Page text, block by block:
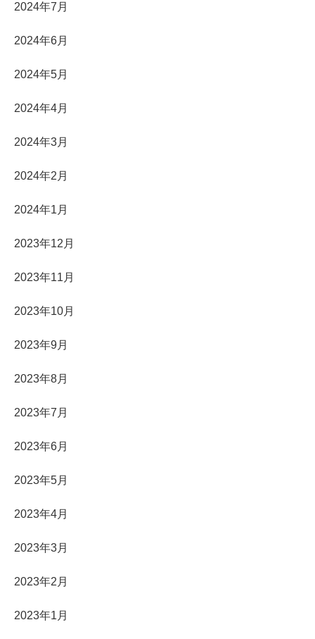
2024年7月
2024年6月
2024年5月
2024年4月
2024年3月
2024年2月
2024年1月
2023年12月
2023年11月
2023年10月
2023年9月
2023年8月
2023年7月
2023年6月
2023年5月
2023年4月
2023年3月
2023年2月
2023年1月